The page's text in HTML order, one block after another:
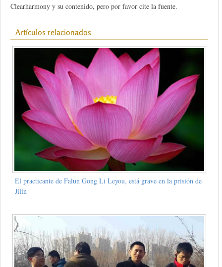
Clearharmony y su contenido, pero por favor cite la fuente.
Artículos relacionados
El practicante de Falun Gong Li Leyou, está grave en la prisión de
Jilin